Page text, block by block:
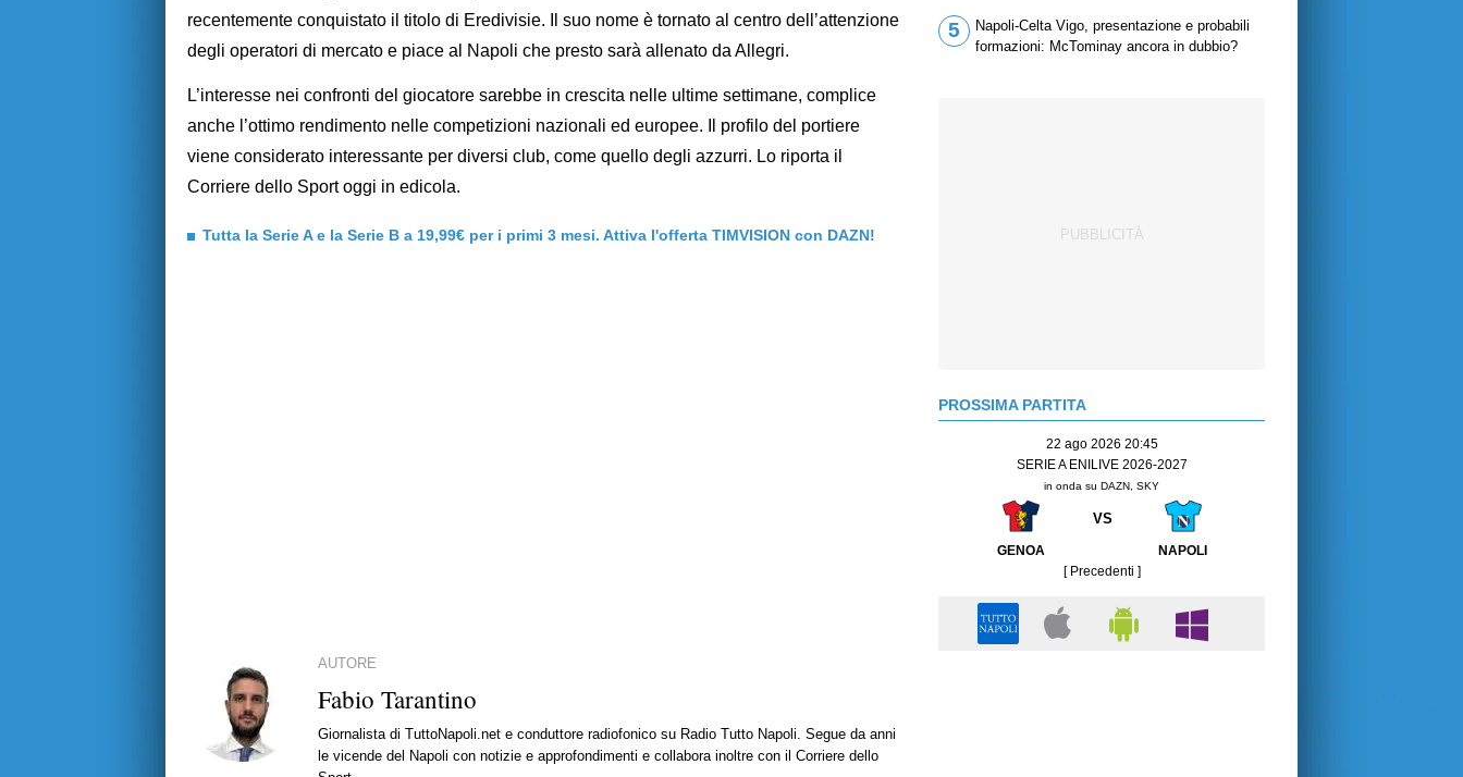
recentemente conquistato il titolo di Eredivisie. Il suo nome è tornato al centro dell’attenzione
degli operatori di mercato e piace al Napoli che presto sarà allenato da Allegri.
L’interesse nei confronti del giocatore sarebbe in crescita nelle ultime settimane, complice
anche l’ottimo rendimento nelle competizioni nazionali ed europee. Il profilo del portiere
viene considerato interessante per diversi club, come quello degli azzurri. Lo riporta il
Corriere dello Sport oggi in edicola.
Tutta la Serie A e la Serie B a 19,99€ per i primi 3 mesi. Attiva l'offerta TIMVISION con DAZN!
AUTORE
Fabio Tarantino
Giornalista di TuttoNapoli.net e conduttore radiofonico su Radio Tutto Napoli. Segue da anni
le vicende del Napoli con notizie e approfondimenti e collabora inoltre con il Corriere dello
5
Napoli-Celta Vigo, presentazione e probabili
formazioni: McTominay ancora in dubbio?
PROSSIMA PARTITA
22 ago 2026 20:45
SERIE A ENILIVE 2026-2027
in onda su DAZN, SKY
VS
GENOA
NAPOLI
[ Precedenti ]